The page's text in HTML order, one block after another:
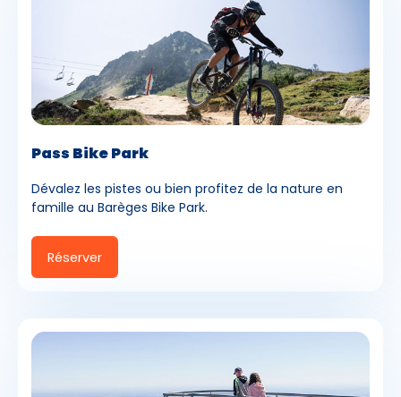
Pass Bike Park
Dévalez les pistes ou bien profitez de la nature en
famille au Barèges Bike Park.
Réserver